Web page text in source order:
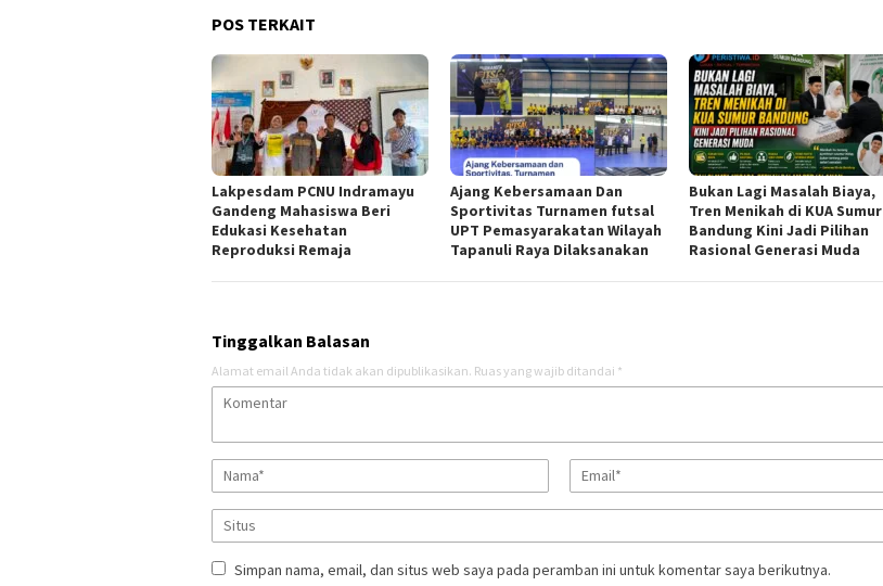
POS TERKAIT
Lakpesdam PCNU Indramayu
Gandeng Mahasiswa Beri
Edukasi Kesehatan
Reproduksi Remaja
Ajang Kebersamaan Dan
Sportivitas Turnamen futsal
UPT Pemasyarakatan Wilayah
Tapanuli Raya Dilaksanakan
Bukan Lagi Masalah Biaya,
Tren Menikah di KUA Sumur
Bandung Kini Jadi Pilihan
Rasional Generasi Muda
Tinggalkan Balasan
Alamat email Anda tidak akan dipublikasikan. Ruas yang wajib ditandai *
Simpan nama, email, dan situs web saya pada peramban ini untuk komentar saya berikutnya.